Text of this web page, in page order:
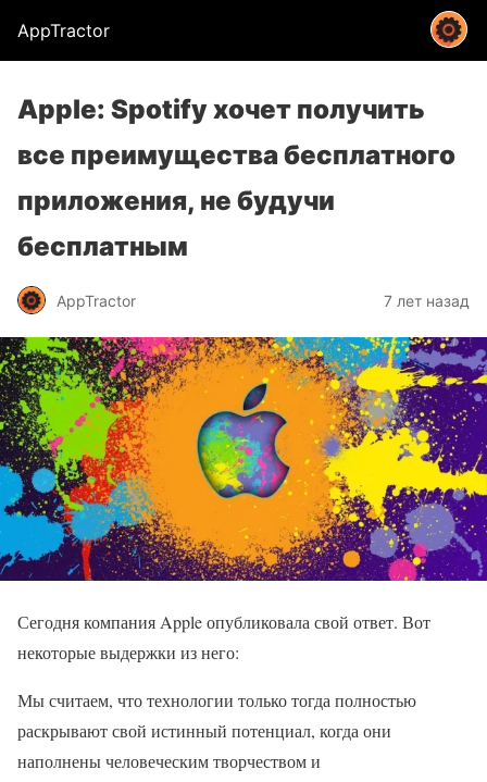
AppTractor
Apple: Spotify хочет получить
все преимущества бесплатного
приложения, не будучи
бесплатным
AppTractor 7 лет назад
Сегодня компания Apple опубликовала свой ответ. Вот
некоторые выдержки из него:
Мы считаем, что технологии только тогда полностью
раскрывают свой истинный потенциал, когда они
наполнены человеческим творчеством и